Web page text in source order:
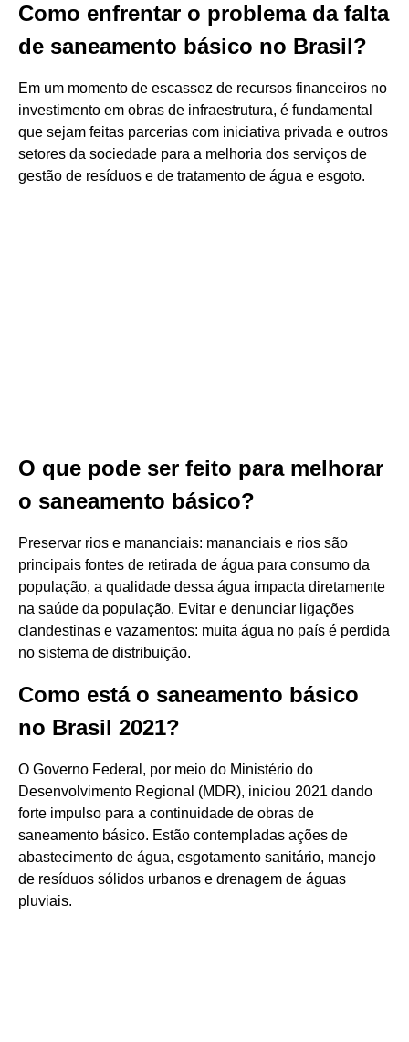
Como enfrentar o problema da falta
de saneamento básico no Brasil?
Em um momento de escassez de recursos financeiros no
investimento em obras de infraestrutura, é fundamental
que sejam feitas parcerias com iniciativa privada e outros
setores da sociedade para a melhoria dos serviços de
gestão de resíduos e de tratamento de água e esgoto.
O que pode ser feito para melhorar
o saneamento básico?
Preservar rios e mananciais: mananciais e rios são
principais fontes de retirada de água para consumo da
população, a qualidade dessa água impacta diretamente
na saúde da população. Evitar e denunciar ligações
clandestinas e vazamentos: muita água no país é perdida
no sistema de distribuição.
Como está o saneamento básico
no Brasil 2021?
O Governo Federal, por meio do Ministério do
Desenvolvimento Regional (MDR), iniciou 2021 dando
forte impulso para a continuidade de obras de
saneamento básico. Estão contempladas ações de
abastecimento de água, esgotamento sanitário, manejo
de resíduos sólidos urbanos e drenagem de águas
pluviais.